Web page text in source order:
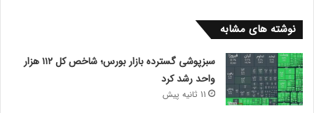
نوشته های مشابه
سبزپوشی گسترده بازار بورس؛ شاخص کل ۱۱۲ هزار
واحد رشد کرد
11 ثانیه پیش